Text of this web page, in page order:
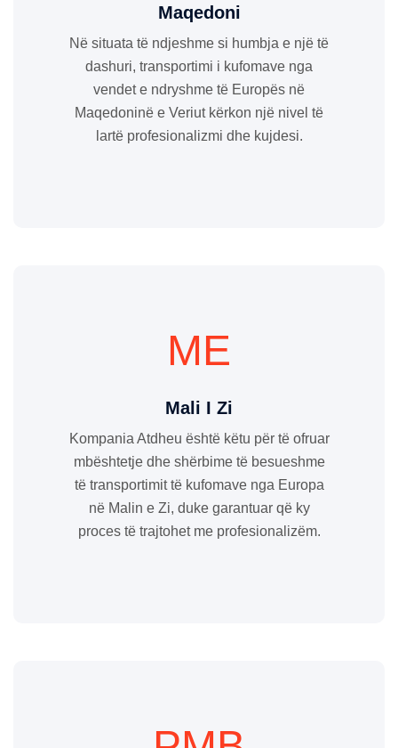
Maqedoni
Në situata të ndjeshme si humbja e një të
dashuri, transportimi i kufomave nga
vendet e ndryshme të Europës në
Maqedoninë e Veriut kërkon një nivel të
lartë profesionalizmi dhe kujdesi.
ME
Mali I Zi
Kompania Atdheu është këtu për të ofruar
mbështetje dhe shërbime të besueshme
të transportimit të kufomave nga Europa
në Malin e Zi, duke garantuar që ky
proces të trajtohet me profesionalizëm.